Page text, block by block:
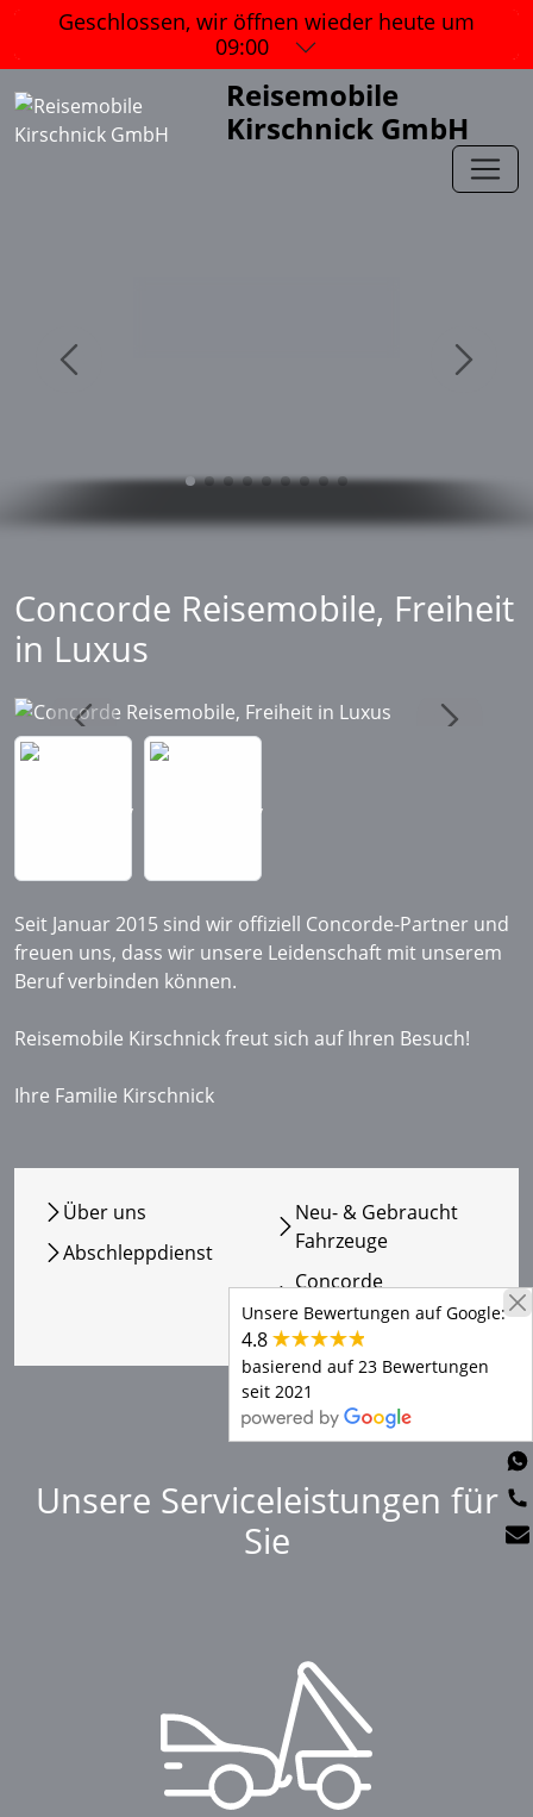
Geschlossen, wir öffnen wieder heute um
09:00
Reisemobile
Kirschnick GmbH
Concorde Reisemobile, Freiheit
in Luxus
Seit Januar 2015 sind wir offiziell Concorde-Partner und
freuen uns, dass wir unsere Leidenschaft mit unserem
Beruf verbinden können.
Reisemobile Kirschnick freut sich auf Ihren Besuch!
Ihre Familie Kirschnick
Über uns
Abschleppdienst
Neu- & Gebraucht
Fahrzeuge
Concorde
Konfigurator
Unsere Serviceleistungen für
Sie
Abschleppdienst
Unsere Bewertungen auf Google:
4.8
basierend auf 23 Bewertungen
seit 2021